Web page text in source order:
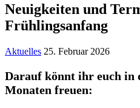
Neuigkeiten und
Frühlingsanfang
Aktuelles 25. Februar 2026
Darauf könnt ihr euch in
Monaten freuen: